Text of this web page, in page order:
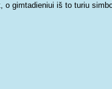
o gimtadieniui iš to turiu